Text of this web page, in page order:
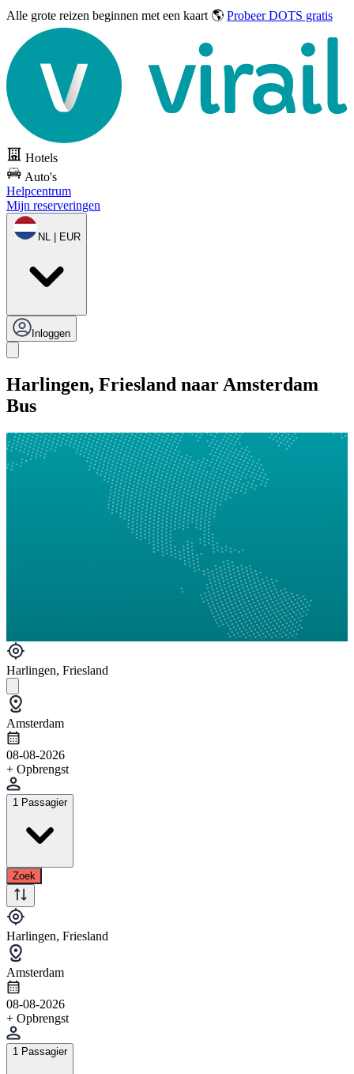
Alle grote reizen beginnen met een kaart 🌎 Probeer DOTS gratis
Hotels
Auto's
Helpcentrum
Mijn reserveringen
NL | EUR
Inloggen
Harlingen, Friesland naar Amsterdam
Bus
Harlingen, Friesland
Amsterdam
08-08-2026
+ Opbrengst
1 Passagier
Zoek
Harlingen, Friesland
Amsterdam
08-08-2026
+ Opbrengst
1 Passagier